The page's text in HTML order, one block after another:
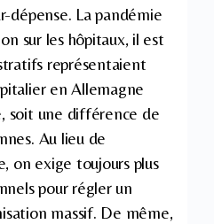
dépense. La pandémie
sur les hôpitaux, il est
représentaient
en Allemagne
soit une différence de
Au lieu de
on exige toujours plus
pour régler un
massif. De même,